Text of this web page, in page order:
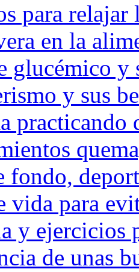
para relajar
en la
glucémico y
y sus
practicando
fondo,
vida para
y ejercicios
de unas